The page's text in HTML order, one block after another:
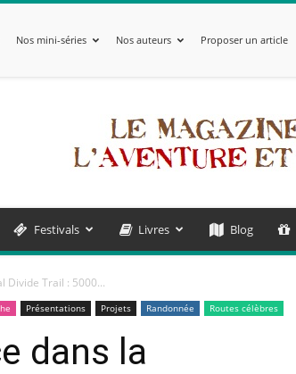
Nos mini-séries Nos auteurs Proposer un article
Festivals Livres Blog
Divide Trail : 5000...
Présentations Projets Randonnée Routes célèbres
dans la